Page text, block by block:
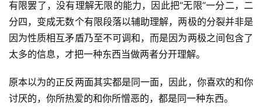
有限罢了，没有理解无限的能力，因此把“无限”一分二，二
分四，变成无数个有限段落以辅助理解，两极的分裂并非是
因为性质相互矛盾乃至不可调和，而是因为两极之间包含了
太多的信息，才把一种东西当做两者分开理解。
原本以为的正反两面其实都是同一面，因此，你喜欢的和你
讨厌的，你所热爱的和你所憎恶的，都是同一种东西。